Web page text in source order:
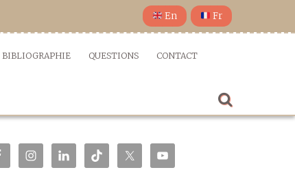
En Fr
BIBLIOGRAPHIE QUESTIONS CONTACT